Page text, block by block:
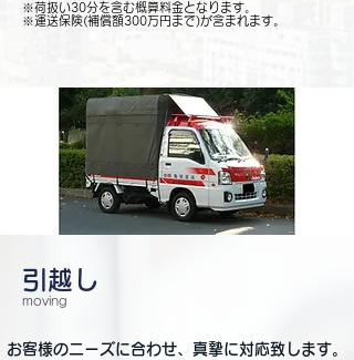
※荷扱い30分を含む概算料金となります。
※運送保険(補償額300万円まで)が含まれます。
引越し
moving
お客様のニーズに合わせ、真摯に対応致します。